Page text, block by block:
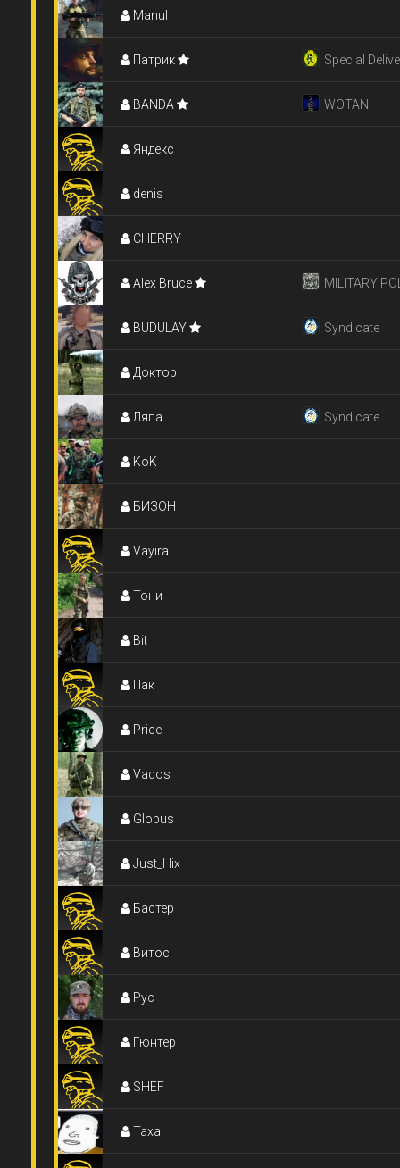
Manul
Патрик Special
BANDA WOTAN
Яндекс
denis
CHERRY
Alex Bruce MILITARY
BUDULAY Syndicate
Доктор
Ляпа Syndicate
KoK
БИЗОН
Vayira
Тони
Bit
Пак
Price
Vados
Globus
Just_Hix
Бастер
Витос
Рус
Гюнтер
SHEF
Taxa